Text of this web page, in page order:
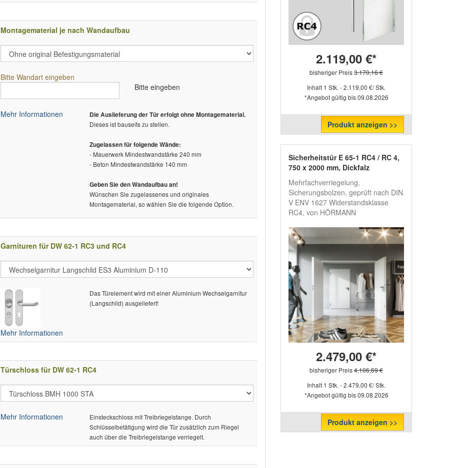
Montagematerial je nach Wandaufbau
Bitte Wandart eingeben
Bitte eingeben
Mehr Informationen
Die Auslieferung der Tür erfolgt ohne Montagematerial.
Dieses ist bauseits zu stellen.
Zugelassen für folgende Wände:
- Mauerwerk Mindestwandstärke 240 mm
- Beton Mindestwandstärke 140 mm
Geben Sie den Wandaufbau an!
Wünschen Sie zugelassenes und originales
Montagematerial, so wählen Sie die folgende Option.
Garnituren für DW 62-1 RC3 und RC4
Mehr Informationen
Das Türelement wird mit einer Aluminium Wechselgarnitur
(Langschild) ausgeliefert!
Türschloss für DW 62-1 RC4
Mehr Informationen
Einsteckschloss mit Treibriegelstange. Durch
Schlüsselbetätigung wird die Tür zusätzlich zum Riegel
auch über die Treibriegelstange verriegelt.
2.119,00 €*
bisheriger Preis3.170,16 €
Inhalt 1 Stk. - 2.119,00 €/ Stk.
*Angebot gültig bis 09.08.2026
Produkt anzeigen >>
Sicherheitstür E 65-1 RC4 / RC 4,
750 x 2000 mm, Dickfalz
Mehrfachverriegelung,
Sicherungsbolzen, geprüft nach DIN
V ENV 1627 Widerstandsklasse
RC4, von HÖRMANN
2.479,00 €*
bisheriger Preis4.106,69 €
Inhalt 1 Stk. - 2.479,00 €/ Stk.
*Angebot gültig bis 09.08.2026
Produkt anzeigen >>